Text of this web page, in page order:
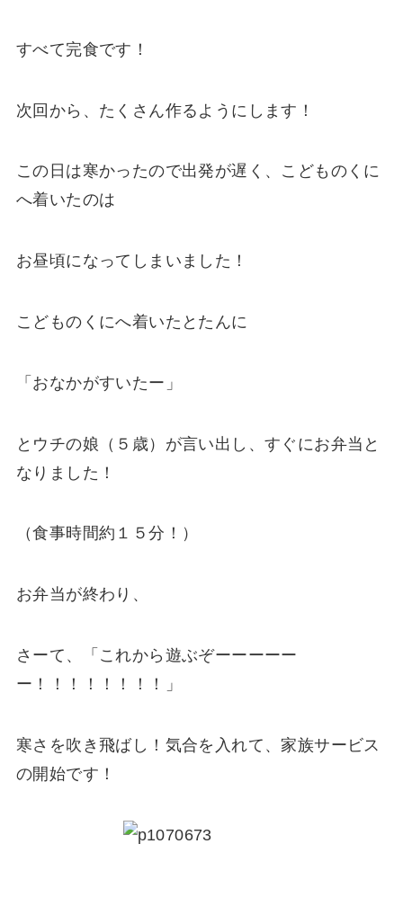
すべて完食です！
次回から、たくさん作るようにします！
この日は寒かったので出発が遅く、こどものくに
へ着いたのは
お昼頃になってしまいました！
こどものくにへ着いたとたんに
「おなかがすいたー」
とウチの娘（５歳）が言い出し、すぐにお弁当と
なりました！
（食事時間約１５分！）
お弁当が終わり、
さーて、「これから遊ぶぞーーーーー
ー！！！！！！！！」
寒さを吹き飛ばし！気合を入れて、家族サービス
の開始です！